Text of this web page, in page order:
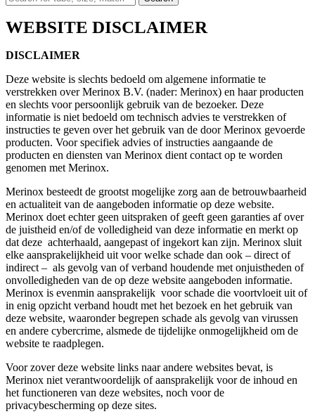
WEBSITE DISCLAIMER
DISCLAIMER
Deze website is slechts bedoeld om algemene informatie te
verstrekken over Merinox B.V. (nader: Merinox) en haar producten
en slechts voor persoonlijk gebruik van de bezoeker. Deze
informatie is niet bedoeld om technisch advies te verstrekken of
instructies te geven over het gebruik van de door Merinox gevoerde
producten. Voor specifiek advies of instructies aangaande de
producten en diensten van Merinox dient contact op te worden
genomen met Merinox.
Merinox besteedt de grootst mogelijke zorg aan de betrouwbaarheid
en actualiteit van de aangeboden informatie op deze website.
Merinox doet echter geen uitspraken of geeft geen garanties af over
de juistheid en/of de volledigheid van deze informatie en merkt op
dat deze achterhaald, aangepast of ingekort kan zijn. Merinox sluit
elke aansprakelijkheid uit voor welke schade dan ook – direct of
indirect – als gevolg van of verband houdende met onjuistheden of
onvolledigheden van de op deze website aangeboden informatie.
Merinox is evenmin aansprakelijk voor schade die voortvloeit uit of
in enig opzicht verband houdt met het bezoek en het gebruik van
deze website, waaronder begrepen schade als gevolg van virussen
en andere cybercrime, alsmede de tijdelijke onmogelijkheid om de
website te raadplegen.
Voor zover deze website links naar andere websites bevat, is
Merinox niet verantwoordelijk of aansprakelijk voor de inhoud en
het functioneren van deze websites, noch voor de
privacybescherming op deze sites.